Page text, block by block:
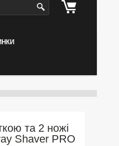
та 2 ножі
Shaver PRO